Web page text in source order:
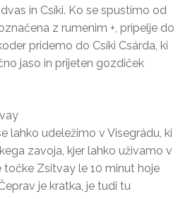
in Csíki. Ko se spustimo od
z rumenim +, pripelje do
pridemo do Csíki Csárda, ki
jaso in prijeten gozdiček
lahko udeležimo v Visegrádu, ki
zavoja, kjer lahko uživamo v
Zsitvay le 10 minut hoje
je kratka, je tudi tu